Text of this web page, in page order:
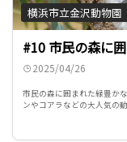
横浜市立金沢動物園
#10 市民の森に
2025/04/26
市民の森に囲まれた緑豊か
ンやコアラなどの大人気の